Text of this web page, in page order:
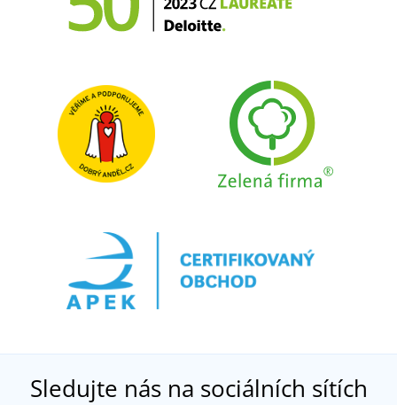
Sledujte nás na sociálních sítích